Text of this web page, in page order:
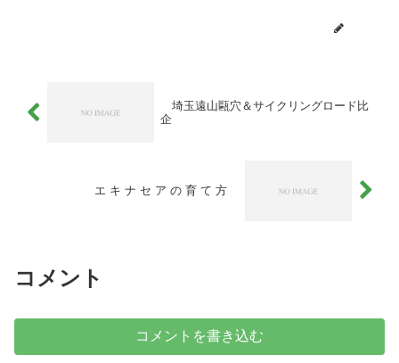
埼玉遠山甌穴＆サイクリングロード比
企
エ キ ナ セ ア の 育 て 方
コメント
コメントを書き込む